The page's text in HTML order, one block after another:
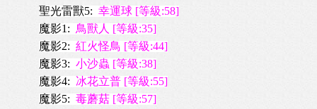
聖光雷獸5: 幸運球 [等級:58]
魔影1: 鳥獸人 [等級:35]
魔影2: 紅火怪鳥 [等級:44]
魔影3: 小沙蟲 [等級:38]
魔影4: 冰花立普 [等級:55]
魔影5: 毒蘑菇 [等級:57]